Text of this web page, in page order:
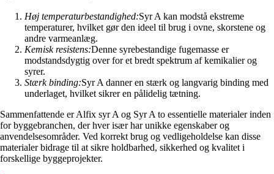
Høj temperaturbestandighed:Syr A kan modstå ekstreme
temperaturer, hvilket gør den ideel til brug i ovne, skorstene og
andre varmeanlæg.
Kemisk resistens:Denne syrebestandige fugemasse er
modstandsdygtig over for et bredt spektrum af kemikalier og
syrer.
Stærk binding:Syr A danner en stærk og langvarig binding med
underlaget, hvilket sikrer en pålidelig tætning.
Sammenfattende er Alfix syr A og Syr A to essentielle materialer inden
for byggebranchen, der hver især har unikke egenskaber og
anvendelsesområder. Ved korrekt brug og vedligeholdelse kan disse
materialer bidrage til at sikre holdbarhed, sikkerhed og kvalitet i
forskellige byggeprojekter.